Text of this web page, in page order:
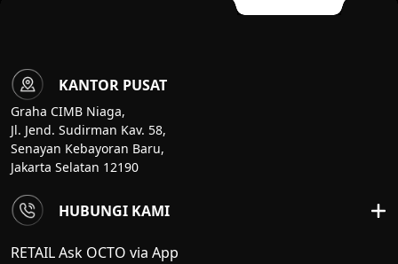
KANTOR PUSAT
Graha CIMB Niaga,
Jl. Jend. Sudirman Kav. 58,
Senayan Kebayoran Baru,
Jakarta Selatan 12190
HUBUNGI KAMI
RETAIL Ask OCTO via App